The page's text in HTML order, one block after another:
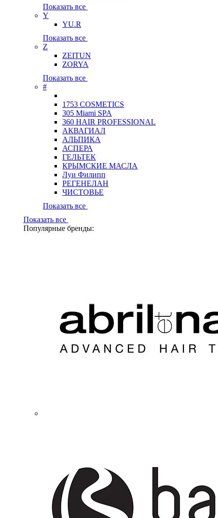
Показать все
Y
YU.R
Показать все
Z
ZEITUN
ZORYA
Показать все
#
1753 COSMETICS
305 Miami SPA
360 HAIR PROFESSIONAL
АКВАГИАЛ
АЛЬПИКА
АСПЕРА
ГЕЛЬТЕК
КРЫМСКИЕ МАСЛА
Луи Филипп
РЕГЕНЕЛАН
ЧИСТОВЬЕ
Показать все
Показать все
Популярные бренды: